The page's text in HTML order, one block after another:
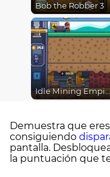
Bob the Robber 3
Idle Mining Empire
Demuestra que
consiguiendo
pantalla.
la puntuación que